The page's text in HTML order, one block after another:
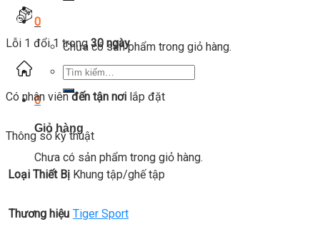
0
Chưa có sản phẩm trong giỏ hàng.
Tìm
kiếm:
0
Giỏ hàng
Chưa có sản phẩm trong giỏ hàng.
Lỗi 1 đổi 1 trong30 ngày
Có nhân viênđến tận nơi lắp đặt
Thông số kỹ thuật
Loại Thiết Bị Khung tập/ghế tập
Thương hiệu Tiger Sport